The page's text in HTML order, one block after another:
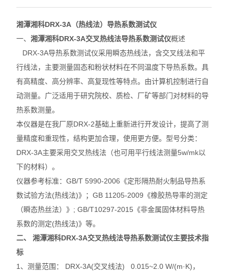
湘潭湘科DRX-3A（热线法）导热系数测试仪
一、湘潭湘科DRX-3A交叉热线法导热系数测试仪概述
DRX-3A导热系数测试仪采用瞬态热线法，含交叉线法和平
行线法，主要测量固态和粉状材料在不同温度下导热系数。具
有高精度、高分辨率、高复现性等特点。由计算机控制进行自
动测量。广泛适用于研究院校、质检、厂矿等部门对材料的导
热系数测量。
本仪器是在我厂原DRX-2基础上重新进行开发设计，提高了测
量精度和重现性，结构更加合理，使用更方便。型号分类：
DRX-3A主要采用交叉热线法（也可用平行线法测量5w/mk以
下的材料）。
仪器参考标准：GB/T 5990-2006《定形隔热耐火制品导热系
数试验方法(热线法)》；GB 11205-2009《橡胶热导率的测定
（瞬态热丝法）》; GB/T10297-2015《非金属固体材料导热
系数的测定(热线法)》等。
二、湘潭湘科DRX-3A交叉热线法导热系数测试仪主要技术指
标
1、测量范围： DRX-3A(交叉线法) 0.015~2.0 W/(m·K)，